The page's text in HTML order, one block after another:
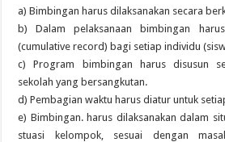
a) Bimbingan harus dilaksanakan secara
b) Dalam pelaksanaan bimbingan
(cumulative record) bagi setiap individu
c) Program bimbingan harus disusun
sekolah yang bersangkutan.
d) Pembagian waktu harus diatur untuk
e) Bimbingan. harus dilaksanakan dalam
stuasi kelompok, sesuai dengan